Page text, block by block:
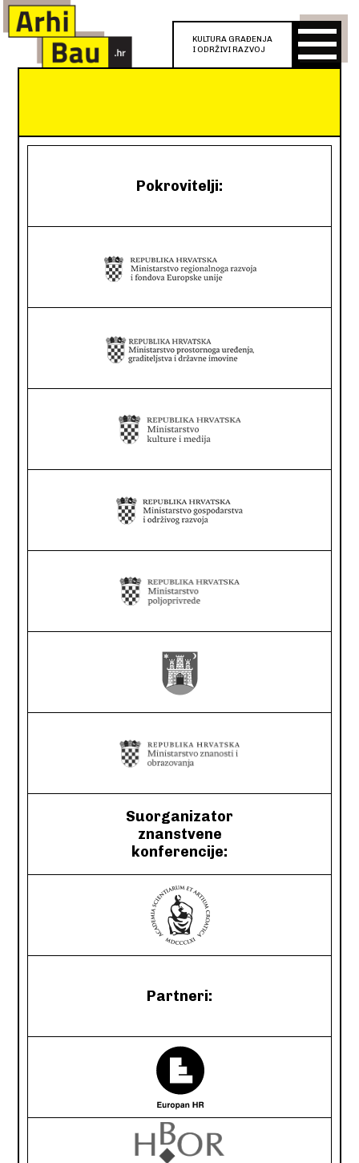
KULTURA GRAĐENJA
I ODRŽIVI RAZVOJ
Pokrovitelji:
Suorganizator
znanstvene
konferencije:
Partneri: